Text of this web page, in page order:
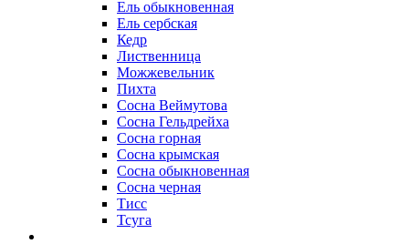
Ель обыкновенная
Ель сербская
Кедр
Лиственница
Можжевельник
Пихта
Сосна Веймутова
Сосна Гельдрейха
Сосна горная
Сосна крымская
Сосна обыкновенная
Сосна черная
Тисс
Тсуга